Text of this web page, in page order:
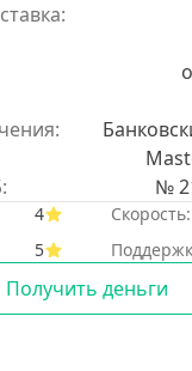
№
4 Скорость:
5
Получить деньги